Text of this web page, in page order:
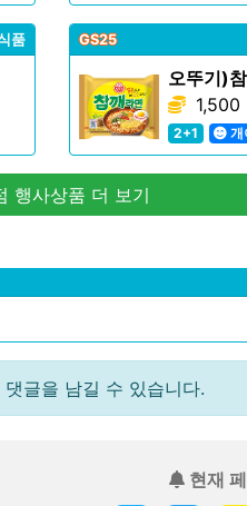
품 GS25
오뚜기)
1,500
2+1
개
행사상품 더 보기
댓글을 남길 수 있습니다.
현재